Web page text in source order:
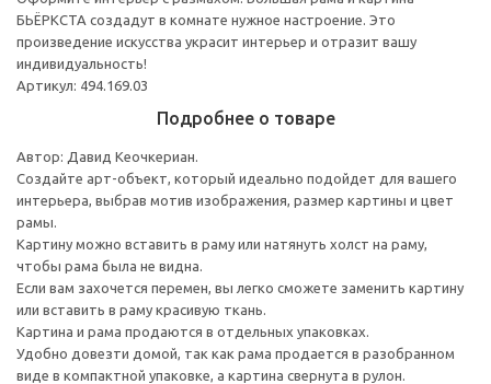
БЬЁРКСТА создадут в комнате нужное настроение. Это
произведение искусства украсит интерьер и отразит вашу
индивидуальность!
Артикул: 494.169.03
Подробнее о товаре
Автор: Давид Кеочкериан.
Создайте арт-объект, который идеально подойдет для вашего
интерьера, выбрав мотив изображения, размер картины и цвет
рамы.
Картину можно вставить в раму или натянуть холст на раму,
чтобы рама была не видна.
Если вам захочется перемен, вы легко сможете заменить картину
или вставить в раму красивую ткань.
Картина и рама продаются в отдельных упаковках.
Удобно довезти домой, так как рама продается в разобранном
виде в компактной упаковке, а картина свернута в рулон.